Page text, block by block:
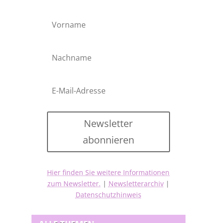
Newsletter
abonnieren
Hier finden Sie weitere Informationen
zum Newsletter. | Newsletterarchiv|
Datenschutzhinweis